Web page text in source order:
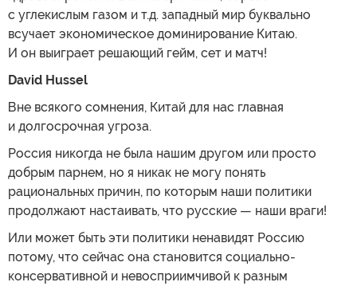
с углекислым газом и т.д. западный мир буквально
всучает экономическое доминирование Китаю.
И он выиграет решающий гейм, сет и матч!
David Hussel
Вне всякого сомнения, Китай для нас главная
и долгосрочная угроза.
Россия никогда не была нашим другом или просто
добрым парнем, но я никак не могу понять
рациональных причин, по которым наши политики
продолжают настаивать, что русские — наши враги!
Или может быть эти политики ненавидят Россию
потому, что сейчас она становится социально-
консервативной и невосприимчивой к разным